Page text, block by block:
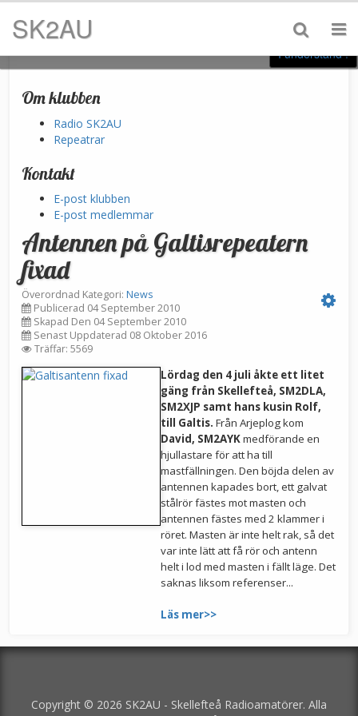
SK2AU
Om klubben
Radio SK2AU
Repeatrar
Kontakt
E-post klubben
E-post medlemmar
Antennen på Galtisrepeatern
fixad
Överordnad Kategori: News
Publicerad 04 September 2010
Skapad Den 04 September 2010
Senast Uppdaterad 08 Oktober 2016
Träffar: 5569
Lördag den 4 juli åkte ett litet
gäng från Skellefteå, SM2DLA,
SM2XJP samt hans kusin Rolf,
till Galtis. Från Arjeplog kom
David, SM2AYKmedförande en
hjullastare för att ha till
mastfällningen. Den böjda delen av
antennen kapades bort, ett galvat
stålrör fästes mot masten och
antennen fästes med 2 klammer i
röret. Masten är inte helt rak, så det
var inte lätt att få rör och antenn
helt i lod med masten i fällt läge. Det
saknas liksom referenser...
Läs mer>>
Copyright © 2026 SK2AU - Skellefteå Radioamatörer. Alla
I understand !